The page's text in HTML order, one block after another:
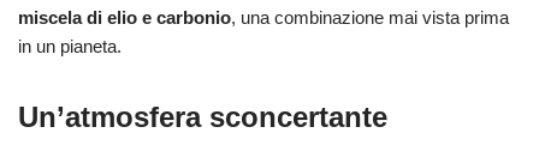
miscela di elio e carbonio, una combinazione mai vista prima
in un pianeta.
Un’atmosfera sconcertante